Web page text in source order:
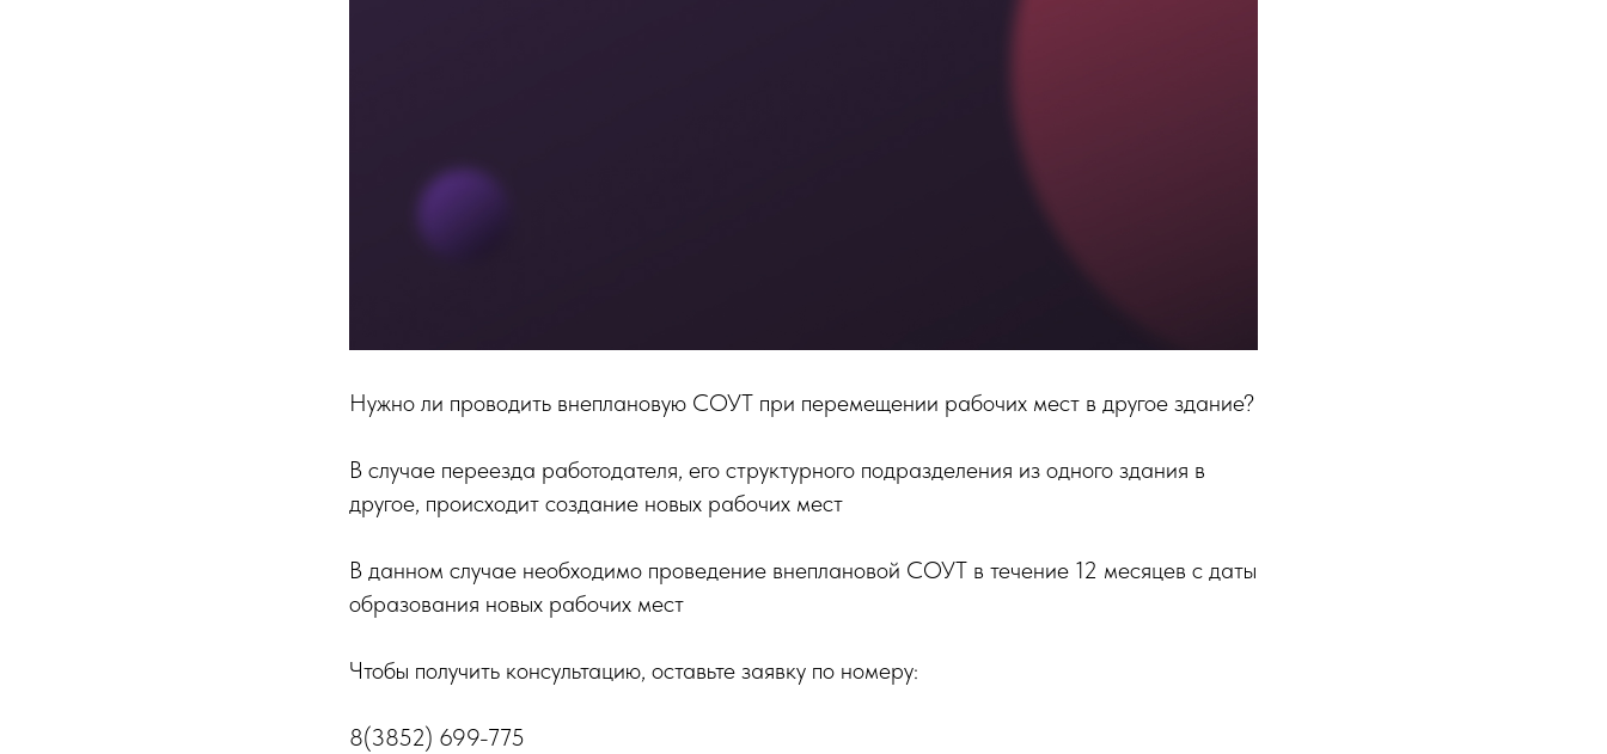
Нужно ли проводить внеплановую СОУТ при перемещении рабочих мест в другое здание?
В случае переезда работодателя, его структурного подразделения из одного здания в
другое, происходит создание новых рабочих мест
В данном случае необходимо проведение внеплановой СОУТ в течение 12 месяцев с даты
образования новых рабочих мест
Чтобы получить консультацию, оставьте заявку по номеру:
8(3852) 699-775